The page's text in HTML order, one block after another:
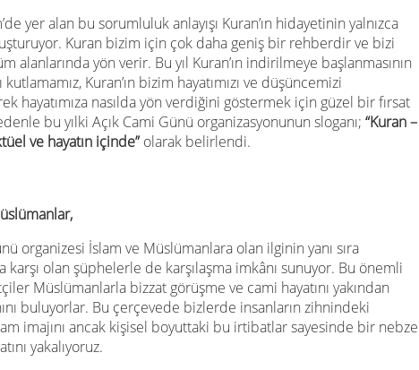
yer alan bu sorumluluk anlayışı Kuran’ın hidayetinin yalnızca
Kuran bizim için çok daha geniş bir rehberdir ve bizi
alanlarında yön verir. Bu yıl Kuran’ın indirilmeye başlanmasının
kutlamamız, Kuran’ın bizim hayatımızı ve düşüncemizi
hayatımıza nasılda yön verdiğini göstermek için güzel bir fırsat
bu yılki Açık Cami Günü organizasyonunun sloganı; “Kuran –
ve hayatın içinde” olarak belirlendi.
organizesi İslam ve Müslümanlara olan ilginin yanı sıra
karşı olan şüphelerle de karşılaşma imkânı sunuyor. Bu önemli
Müslümanlarla bizzat görüşme ve cami hayatını yakından
buluyorlar. Bu çerçevede bizlerde insanların zihnindeki
imajını ancak kişisel boyuttaki bu irtibatlar sayesinde bir nebze
yakalıyoruz.